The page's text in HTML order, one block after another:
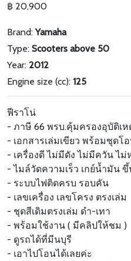
฿ 20,900
Brand:Yamaha
Type: Scooters above 50
Year: 2012
Engine size (cc): 125
ฟีราโน่
- ภาษี 66 พรบ.คุ้มครองอุบัติเห
- เอกสารเล่มเขียว พร้อมชุดโ
- เครื่องดี ไม่มีดัง ไม่มีควัน ไม่
- ไมล์วัดความเร็ว เกย์น้ำมัน
- ระบบไฟติดครบ รอบคัน
- เลขเครื่อง เลขโครง ตรงเล่ม
- ชุดสีเดิมตรงเล่ม ดำ-เทา
- พร้อมใช้งาน ( มีคลิปให้ชม )
- ดูรถได้ที่มีนบุรี
- เอาไปโอนได้เลยค่ะ